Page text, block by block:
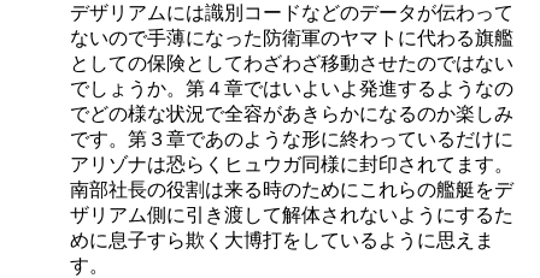
デザリアムには識別コードなどのデータが伝わって
ないので手薄になった防衛軍のヤマトに代わる旗艦
としての保険としてわざわざ移動させたのではない
でしょうか。第４章ではいよいよ発進するようなの
でどの様な状況で全容があきらかになるのか楽しみ
です。第３章であのような形に終わっているだけに
アリゾナは恐らくヒュウガ同様に封印されてます。
南部社長の役割は来る時のためにこれらの艦艇をデ
ザリアム側に引き渡して解体されないようにするた
めに息子すら欺く大博打をしているように思えま
す。